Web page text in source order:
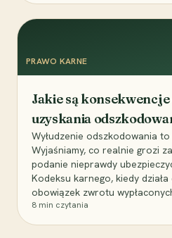
PRAWO KARNE
Jakie są
uzyskania
Wyłudzenie odszkodowania
Wyjaśniamy, co realnie grozi
podanie nieprawdy
Kodeksu karnego, kiedy
obowiązek zwrotu
8 min czytania